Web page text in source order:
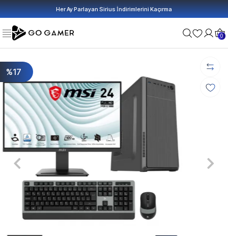
Her Ay Parlayan Sirius İndirimlerini Kaçırma
0
%17